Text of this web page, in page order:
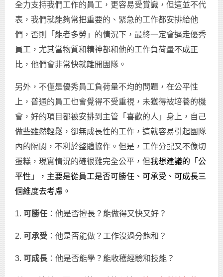
全力支持我們工作的員工，更容易受賞識，但這並不代
表，我們就能夠常把重要的、緊急的工作都安排給他
們，否則「能者多勞」的情況下，最終一定會逼走優秀
員工，尤其當物質和精神都和他的工作負荷量不成正
比，他們會非常快就離開團隊。
另外，不僅是優秀員工負荷量不均的問題，在公平性
上，普通的員工也會覺得不受重視，未獲得被培養的機
會，好的項目都被安排到主管「喜歡的人」身上，自己
做些雖然輕鬆，卻無成長性的工作，這就容易引起團隊
內的隔閡，不利於整體協作。但是，工作分配又不像切
蛋糕，現實情況的確很難完全公平，但我想建議的「公
平性」，主要是從員工是否可勝任、可承受、可成長三
個維度去考慮。
1. 可勝任 ：他是否擅長？能做得又快又好？
2. 可承受 ：他是否能做？工作沒過分飽和？
3. 可成長 ：他是否能學？能收穫經驗和技能？